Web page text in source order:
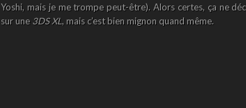
Yoshi, mais je me trompe peut-être). Alors certes, ça ne
sur une3DS XL, mais c’est bien mignon quand même.